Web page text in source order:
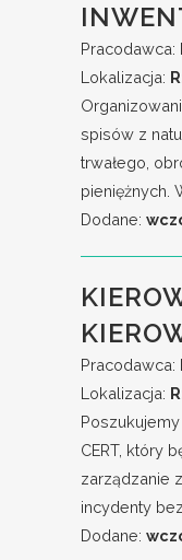
Pracodawca:
Lokalizacja:
spisów z
trwałego,
pieniężnych.
Dodane:
Pracodawca:
Lokalizacja:
CERT, który
zarządzanie
incydenty
Dodane: